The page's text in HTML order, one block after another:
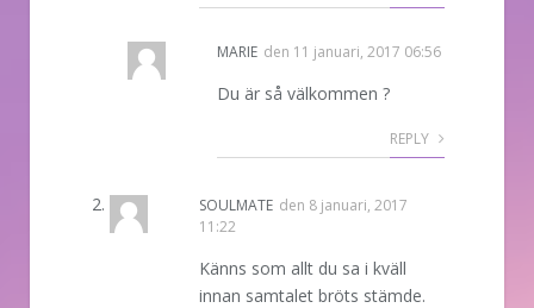
MARIE den 11 januari, 2017 06:56
Du är så välkommen ?
REPLY
SOULMATE den 8 januari, 2017
11:22
Känns som allt du sa i kväll
innan samtalet bröts stämde.